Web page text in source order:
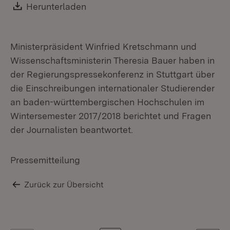
Download:
Herunterladen
Ministerpräsident Winfried Kretschmann und
Wissenschaftsministerin Theresia Bauer haben in
der Regierungspressekonferenz in Stuttgart über
die Einschreibungen internationaler Studierender
an baden-württembergischen Hochschulen im
Wintersemester 2017/2018 berichtet und Fragen
der Journalisten beantwortet.
Pressemitteilung
Zurück zur Übersicht